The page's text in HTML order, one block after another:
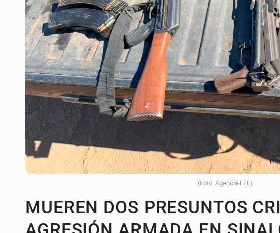
Vinculan a responsable de homicidio registrado
Buscan reformar Ley de Salud en Jalisco para
(Foto: Agencia EFE)
MUEREN DOS PRESUNTOS